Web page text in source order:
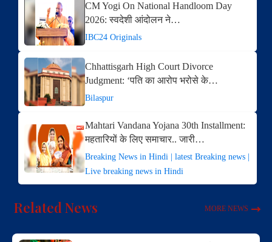
CM Yogi On National Handloom Day
2026: स्वदेशी आंदोलन ने…
IBC24 Originals
Chhattisgarh High Court Divorce
Judgment: ‘पति का आरोप भरोसे के…
Bilaspur
Mahtari Vandana Yojana 30th Installment:
महतारियों के लिए समाचार.. जारी…
Breaking News in Hindi | latest Breaking news |
Live breaking news in Hindi
Related News MORE NEWS